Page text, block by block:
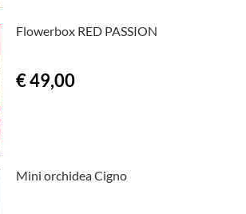
Flowerbox RED PASSION
€ 49,00
Mini orchidea Cigno